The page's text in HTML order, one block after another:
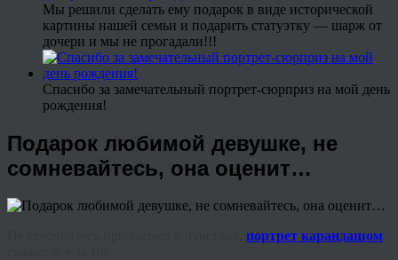
Мы решили сделать ему подарок в виде исторической
картины нашей семьи и подарить статуэтку — шарж от
дочери и мы не прогадали!!!
Спасибо за замечательный портрет-сюрприз на мой день
рождения!
Подарок любимой девушке, не
сомневайтесь, она оценит…
портрет карандашом